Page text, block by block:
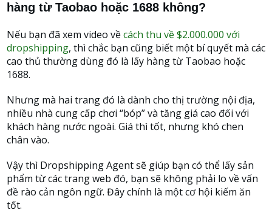
hàng từ Taobao hoặc 1688 không?
Nếu bạn đã xem video vềcách thu về $2.000.000 với
dropshipping, thì chắc bạn cũng biết một bí quyết mà các
cao thủ thường dùng đó là lấy hàng từ Taobao hoặc
1688.
Nhưng mà hai trang đó là dành cho thị trường nội địa,
nhiều nhà cung cấp chơi “bóp” và tăng giá cao đối với
khách hàng nước ngoài. Giá thì tốt, nhưng khó chen
chân vào.
Vậy thì Dropshipping Agent sẽ giúp bạn có thể lấy sản
phẩm từ các trang web đó, bạn sẽ không phải lo về vấn
đề rào cản ngôn ngữ. Đây chính là một cơ hội kiếm ăn
tốt.